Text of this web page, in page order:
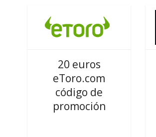
20 euros
eToro.com
código de
promoción